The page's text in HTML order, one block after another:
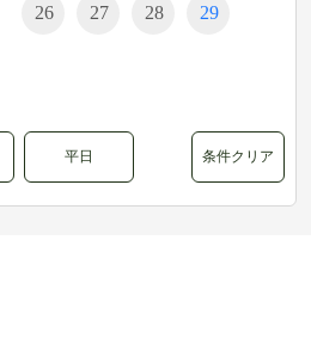
26 27 28 29
平日 条件クリア